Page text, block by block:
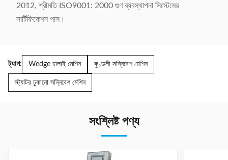
2012, শ্রীমতি ISO9001: 2000 গুণ ব্যবস্থাপনা সিস্টেমের
সার্টিফিকেশন পাস।
ট্যাগ: Wedge ঢালাই মেশিন কুণ্ডলী সন্নিবেশ মেশিন
স্ট্যাটর ঢুকানো সন্নিবেশ মেশিন
সংশ্লিষ্ট পণ্য